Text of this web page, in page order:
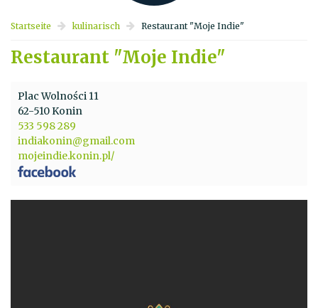
Startseite kulinarisch Restaurant "Moje Indie"
Restaurant "Moje Indie"
Plac Wolności 11
62-510 Konin
533 598 289
indiakonin@gmail.com
mojeindie.konin.pl/